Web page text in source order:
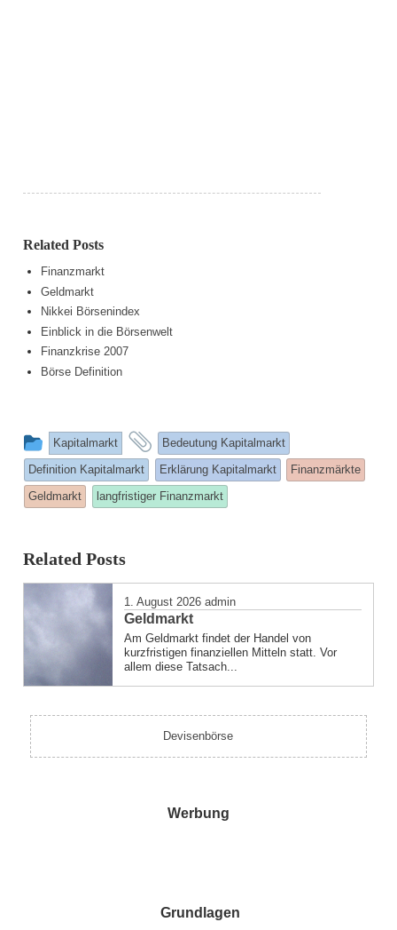
Related Posts
Finanzmarkt
Geldmarkt
Nikkei Börsenindex
Einblick in die Börsenwelt
Finanzkrise 2007
Börse Definition
This
entry
was
posted
Kapitalmarkt
and
tagged
Bedeutung Kapitalmarkt
Definition Kapitalmarkt
Erklärung Kapitalmarkt
Finanzmärkte
Geldmarkt
langfristiger Finanzmarkt
Related Posts
1. August 2026 admin
Geldmarkt
Am Geldmarkt findet der Handel von
kurzfristigen finanziellen Mitteln statt. Vor
allem diese Tatsach...
Devisenbörse
Werbung
Grundlagen